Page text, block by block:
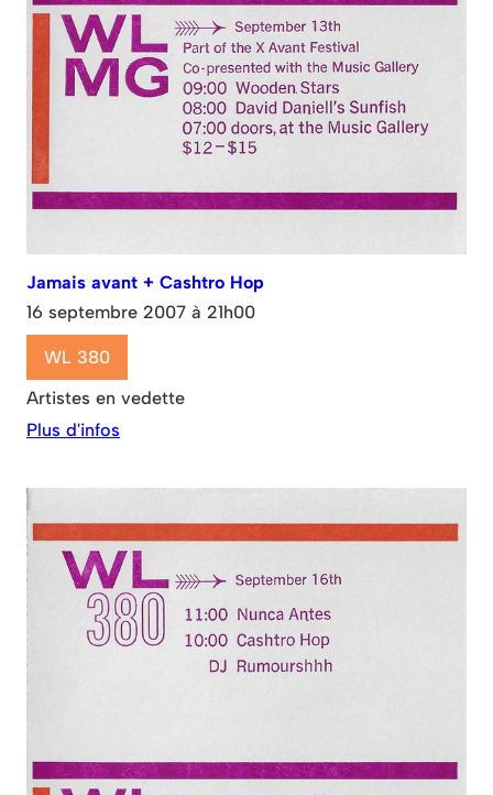
Jamais avant + Cashtro Hop
16 septembre 2007 à 21h00
WL 380
Artistes en vedette
Plus d'infos